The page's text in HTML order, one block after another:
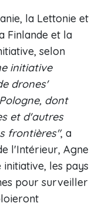
la Lettonie et
Finlande et la
selon
initiative
drones'
dont
et d'autres
frontières", a
l'Intérieur, Agne
les pays
pour surveiller